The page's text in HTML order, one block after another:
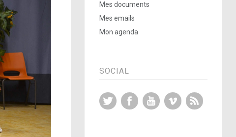
Mes documents
Mes emails
Mon agenda
SOCIAL
Twitter FacebookYouTubeVimeo